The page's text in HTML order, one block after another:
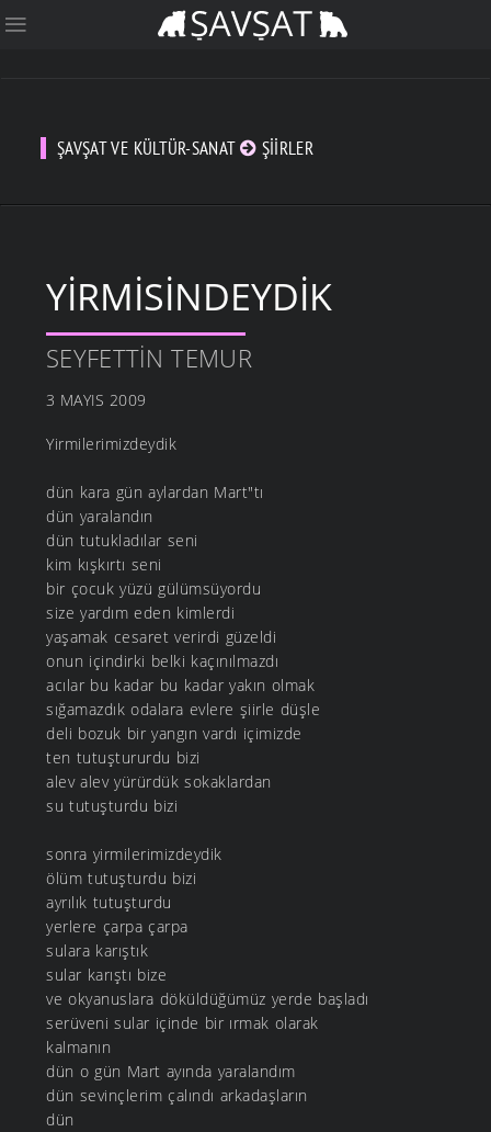
ŞAVŞAT VE KÜLTÜR-SANAT ŞIIRLER
YIRMISINDEYDIK
SEYFETTIN TEMUR
3 MAYIS 2009
Yirmilerimizdeydik
dün kara gün aylardan Mart"tı
dün yaralandın
dün tutukladılar seni
kim kışkırtı seni
bir çocuk yüzü gülümsüyordu
size yardım eden kimlerdi
yaşamak cesaret verirdi güzeldi
onun içindirki belki kaçınılmazdı
acılar bu kadar bu kadar yakın olmak
sığamazdık odalara evlere şiirle düşle
deli bozuk bir yangın vardı içimizde
ten tutuştururdu bizi
alev alev yürürdük sokaklardan
su tutuşturdu bizi
sonra yirmilerimizdeydik
ölüm tutuşturdu bizi
ayrılık tutuşturdu
yerlere çarpa çarpa
sulara karıştık
sular karıştı bize
ve okyanuslara döküldüğümüz yerde başladı
serüveni sular içinde bir ırmak olarak
kalmanın
dün o gün Mart ayında yaralandım
dün sevinçlerim çalındı arkadaşların
dün